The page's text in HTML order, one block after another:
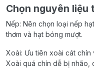
Chọn nguyên liệu
Nếp: Nên chọn loại nếp
thơm và hạt bóng mượt.
Xoài: Ưu tiên xoài cát
Xoài quá chín dễ bị nhão,